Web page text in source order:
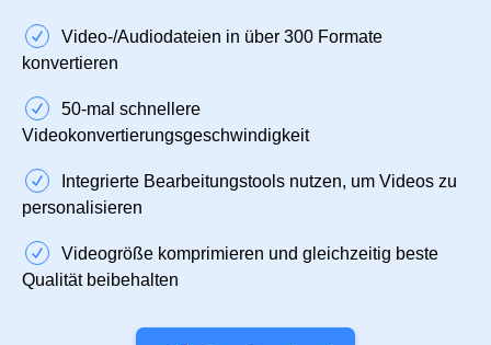
Video‑/Audiodateien in über 300 Formate
konvertieren
50‑mal schnellere
Videokonvertierungsgeschwindigkeit
Integrierte Bearbeitungstools nutzen, um Videos zu
personalisieren
Videogröße komprimieren und gleichzeitig beste
Qualität beibehalten